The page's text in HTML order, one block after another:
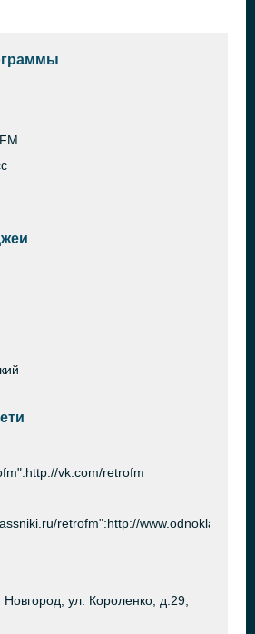
vk.com/retrofm
retrofm":http://
ул. Короленко, д.29,